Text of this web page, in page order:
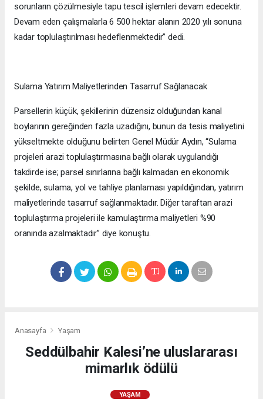
sorunların çözülmesiyle tapu tescil işlemleri devam edecektir.
Devam eden çalışmalarla 6 500 hektar alanın 2020 yılı sonuna
kadar toplulaştırılması hedeflenmektedir” dedi.
Sulama Yatırım Maliyetlerinden Tasarruf Sağlanacak
Parsellerin küçük, şekillerinin düzensiz olduğundan kanal
boylarının gereğinden fazla uzadığını, bunun da tesis maliyetini
yükseltmekte olduğunu belirten Genel Müdür Aydın, “Sulama
projeleri arazi toplulaştırmasına bağlı olarak uygulandığı
takdirde ise; parsel sınırlarına bağlı kalmadan en ekonomik
şekilde, sulama, yol ve tahliye planlaması yapıldığından, yatırım
maliyetlerinde tasarruf sağlanmaktadır. Diğer taraftan arazi
toplulaştırma projeleri ile kamulaştırma maliyetleri %90
oranında azalmaktadır” diye konuştu.
Anasayfa Yaşam
Seddülbahir Kalesi’ne uluslararası
mimarlık ödülü
YAŞAM